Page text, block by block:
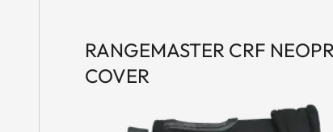
RANGEMASTER CRF
COVER